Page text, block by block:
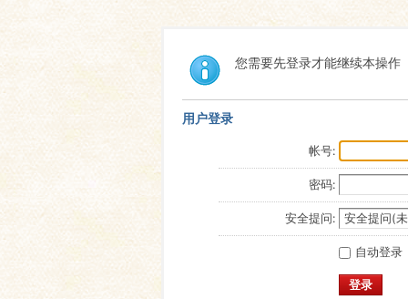
您需要先登录才能继续本操作
用户登录
帐号:
密码:
安全提问:
自动登录
登录